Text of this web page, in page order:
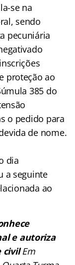
se na
sendo
pecuniária
proteção ao
385 do
o pedido para
de nome.
dia
a seguinte
ao
e autoriza
civilEm